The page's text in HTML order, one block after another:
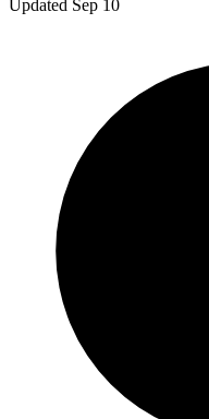
Updated Sep 10